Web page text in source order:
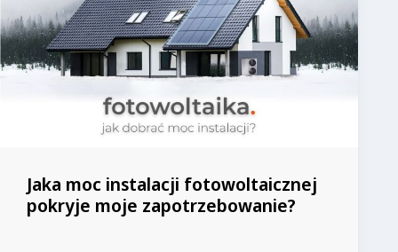
Jaka moc instalacji fotowoltaicznej
pokryje moje zapotrzebowanie?